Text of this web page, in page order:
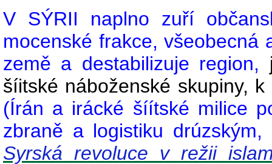
V SÝRII naplno zuří
mocenské frakce, všeobecná
země a destabilizuje region,
šíitské náboženské skupiny,
(Írán a irácké šíítské milice
zbraně a logistiku
Syrská revoluce v režii